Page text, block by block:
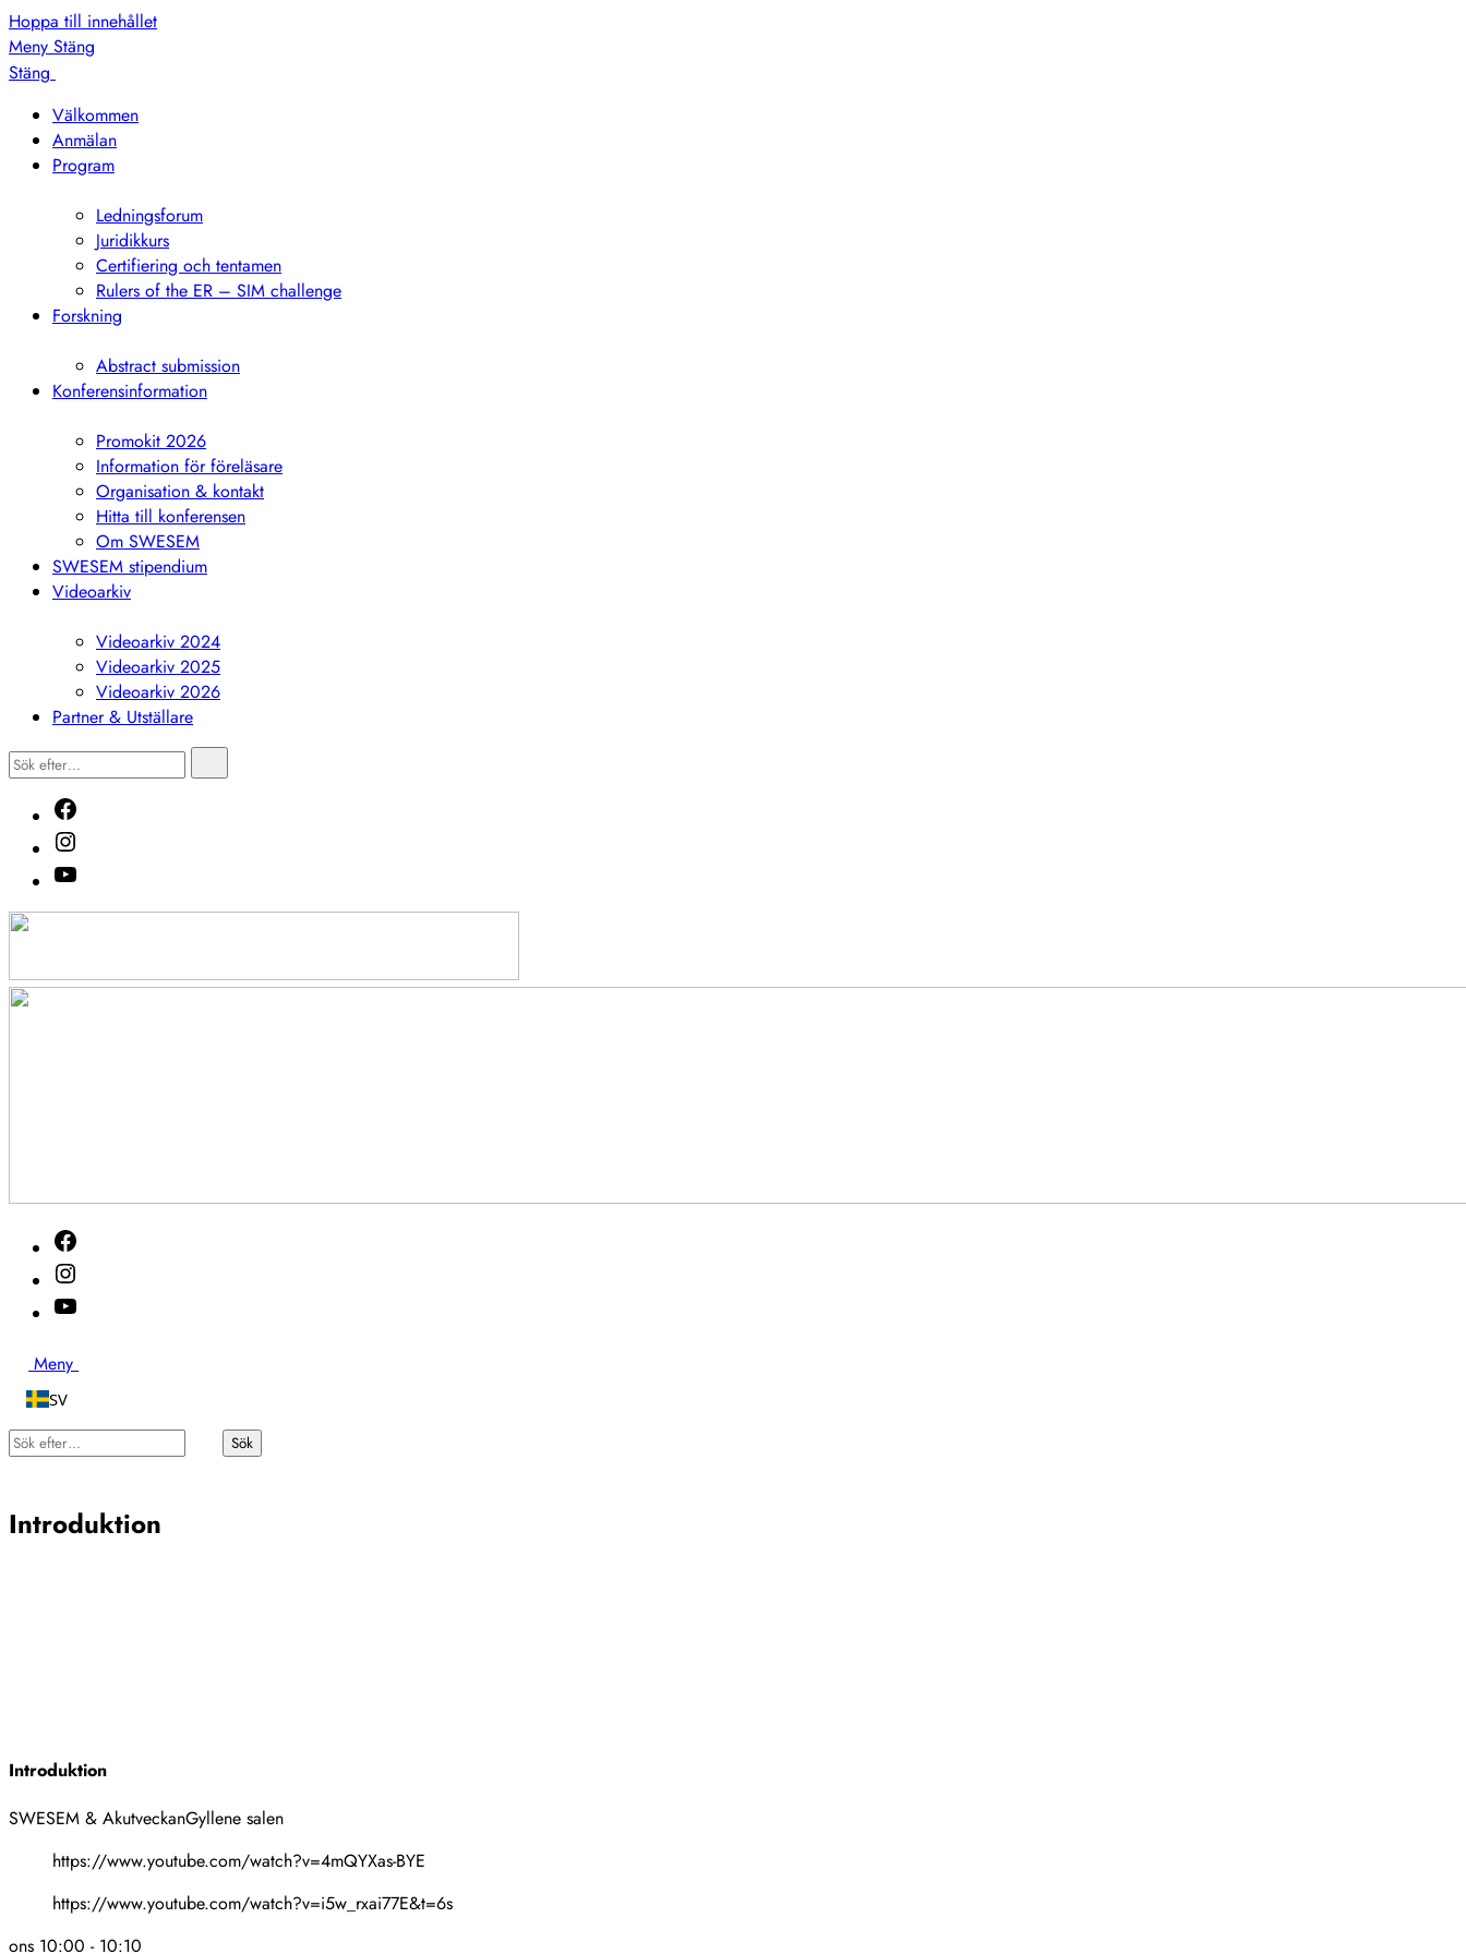
Hoppa till innehållet
Meny Stäng
Stäng
Välkommen
Anmälan
Program
undermenyLedningsforum
Juridikkurs
Certifiering och tentamen
Rulers of the ER – SIM challenge
Forskning
undermenyAbstract submission
Konferensinformation
undermenyPromokit 2026
Information för föreläsare
Organisation & kontakt
Hitta till konferensen
Om SWESEM
SWESEM stipendium
Videoarkiv
undermenyVideoarkiv 2024
Videoarkiv 2025
Videoarkiv 2026
Partner & Utställare
Sök
efter…
2026
Meny
SV
efter…
Sök
Introduktion
Introduktion
SWESEM & AkutveckanGyllene salen
https://www.youtube.com/watch?v=4mQYXas-BYE
https://www.youtube.com/watch?v=i5w_rxai77E&t=6s
ons 10:00 - 10:10